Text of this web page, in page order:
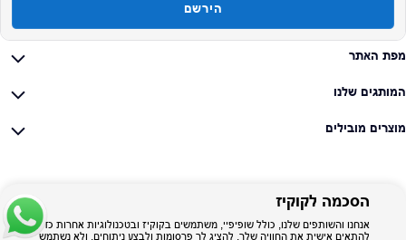
הירשם
מפת האתר
המותגים שלנו
מוצרים מובילים
הסכמה לקוקיז
אנחנו והשותפים שלנו, כולל שופיפיי, משתמשים בקוקיז ובטכנולוגיות אחרות כדי
להתאים אישית את החוויה שלך, להציג לך פרסומות ולבצע ניתוחים, ולא נשתמש